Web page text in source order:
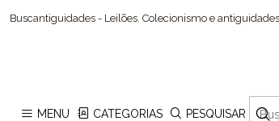
MENU CATEGORIAS PESQUISAR
Buscantiguidades - Leilões. Colecionismo e